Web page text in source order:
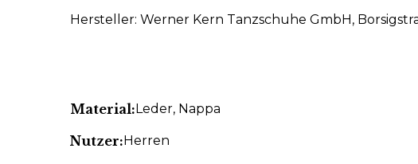
Hersteller: Werner Kern Tanzschuhe GmbH,
Material:Leder, Nappa
Nutzer:Herren